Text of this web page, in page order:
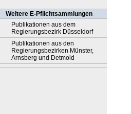
Weitere E-Pflichtsammlungen
Publikationen aus dem
Regierungsbezirk Düsseldorf
Publikationen aus den
Regierungsbezirken Münster,
Arnsberg und Detmold